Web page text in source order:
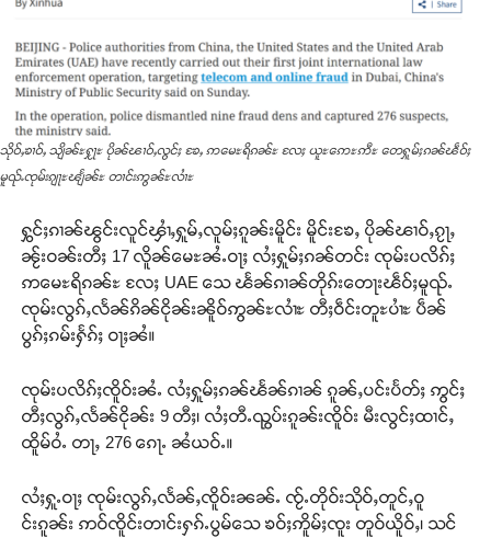
သိုဝ်ႇၶၢဝ်ႇ သျိၼ်ႊႁႂႃႊ ပိုၼ်ၽၢဝ်ႇလွင်ႈ ၶႄႇ ဢမေႊရိၵၼ်ႊ လႄႈ ယူႊဢေႊဢီႊ တေႁူမ်ႈၵၼ်ၽဵဝ်ႈ
မူၺ်ႉၸုမ်းၵျႃႊၽျႅၼ်ႊ တၢင်းဢွၼ်ႊလၢႆႊ
ႁွင်ႈၵၢၼ်ၽွင်းလူင်ၾၢႆႇႁူမ်ႇလူမ်ႈၵူၼ်းမိူင်း မိူင်းၶႄႇ ပိုၼ်ၽၢဝ်ႇၵႂႃႇ
ၼႂ်းဝၼ်းတီႈ 17 လိူၼ်မေႊၼႆႉဝႃႈ လႆႈႁူမ်ႈၵၼ်တင်း ၸုမ်းပလိၵ်ႈ
ဢမေႊရိၵၼ်ႊ လႄႈ UAE သေ ၽႅၼ်ၵၢၼ်တိုၵ်းတေႃးၽဵဝ်ႈမူၺ်ႉ
ၸုမ်းလွၵ်ႇလႅၼ်ၵိၼ်ငိုၼ်းၼိူဝ်ဢွၼ်ႊလၢႆႊ တီႈဝဵင်းတူႊပၢႆႊ ပဵၼ်
ပွၵ်ႈၵမ်းႁႅၵ်ႈ ဝႃႈၼႆ။
ၸုမ်းပလိၵ်ႈၸိူဝ်းၼႆႉ လႆႈႁူမ်ႈၵၼ်ၽႅၼ်ၵၢၼ် ၵူၼ်ႇပင်းပႅတ်ႈ ဢွင်ႈ
တီႈလွၵ်ႇလႅၼ်ငိုၼ်း 9 တီႈ၊ လႆႈတီႉၺွပ်းၵူၼ်းၸိူဝ်း မီးလွင်ႈထၢင်ႇ
ထိူမ်ဝႆႉ တႃႇ 276 ၵေႃႉ ၼႆယဝ်ႉ။
လႆႈႁူႉဝႃႈ ၸုမ်းလွၵ်ႇလႅၼ်ႇၸိူဝ်းၼၼ်ႉ ၸႂ်ႉတိုဝ်းသိုဝ်ႇတူင်ႇဝူ
င်းၵူၼ်း ဢဝ်ၸိူင်းတၢင်းႁၵ်ႉပွမ်သေ ၶဝ်ႈဢိူမ်ႈၸူး တူဝ်ယိူဝ်ႇ၊ သင်